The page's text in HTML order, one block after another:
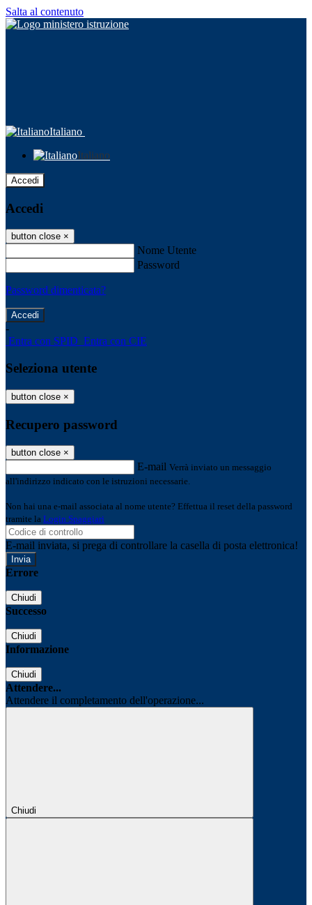
Salta al contenuto
Italiano
Italiano
Accedi
Accedi
button close ×
Nome Utente
Password
Password dimenticata?
-
Entra con SPID Entra con CIE
Seleziona utente
button close ×
Recupero password
button close ×
E-mail Verrà inviato un messaggio
all'indirizzo indicato con le istruzioni necessarie.
Non hai una e-mail associata al nome utente? Effettua il reset della password
tramite la Login Spaggiari
E-mail inviata, si prega di controllare la casella di posta elettronica!
Errore
Chiudi
Successo
Chiudi
Informazione
Chiudi
Attendere...
Attendere il completamento dell'operazione...
Chiudi